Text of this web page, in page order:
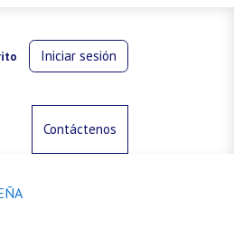
Iniciar sesión
animalesContáctenos